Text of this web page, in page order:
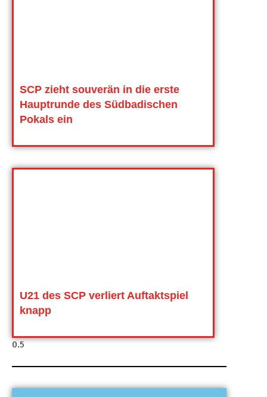
SCP zieht souverän in die erste
Hauptrunde des Südbadischen
Pokals ein
U21 des SCP verliert Auftaktspiel
knapp